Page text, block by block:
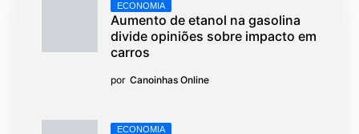
ECONOMIA
Aumento de etanol na gasolina
divide opiniões sobre impacto em
carros
por Canoinhas Online
ECONOMIA